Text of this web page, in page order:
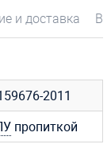
и доставка
2011
пропиткой